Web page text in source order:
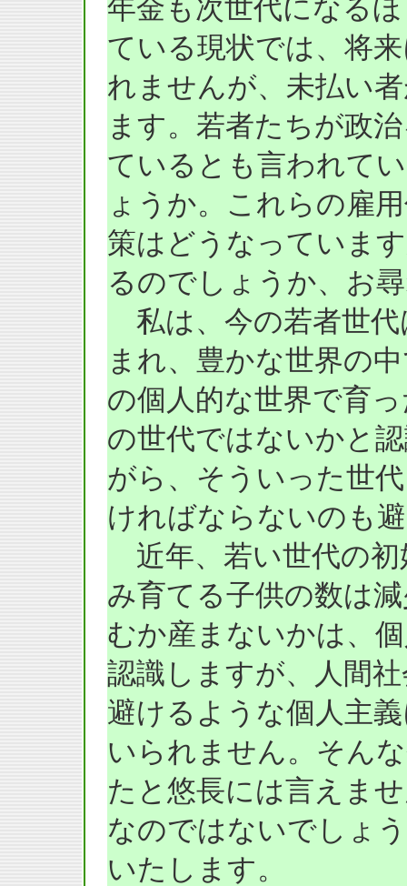
年金も次世代になる
ている現状では、将
れませんが、未払い
ます。若者たちが政
ているとも言われて
ょうか。これらの雇
策はどうなっていま
るのでしょうか、お
私は、今の若者世代
まれ、豊かな世界の
の個人的な世界で育
の世代ではないかと
がら、そういった世
ければならないのも
近年、若い世代の初
み育てる子供の数は
むか産まないかは、
認識しますが、人間
避けるような個人主
いられません。そん
たと悠長には言えま
なのではないでしょ
いたします。